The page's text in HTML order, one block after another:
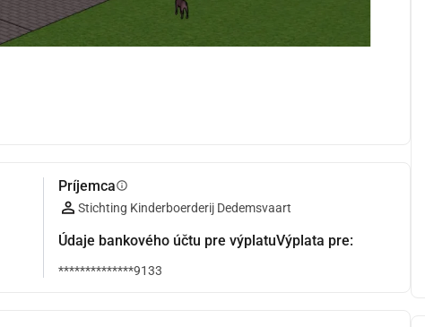
Príjemcainfo
Stichting Kinderboerderij Dedemsvaart
Údaje bankového účtu pre výplatuVýplata pre:
**************9133